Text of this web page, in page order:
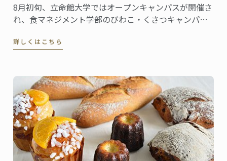
8月初旬、立命館大学ではオープンキャンパスが開催さ
れ、食マネジメント学部のびわこ・くさつキャンパス
詳しくはこちら